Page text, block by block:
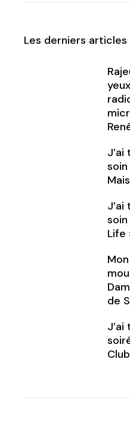
Les derniers articles
Life
de
Club